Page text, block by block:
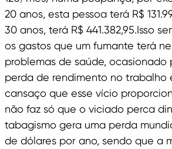
20 anos, esta pessoa terá R$
30 anos, terá R$ 441.382,95.Isso
os gastos que um fumante terá
problemas de saúde, ocasionado
perda de rendimento no trabalho
cansaço que esse vício
não faz só que o viciado perca
tabagismo gera uma perda
de dólares por ano, sendo que a